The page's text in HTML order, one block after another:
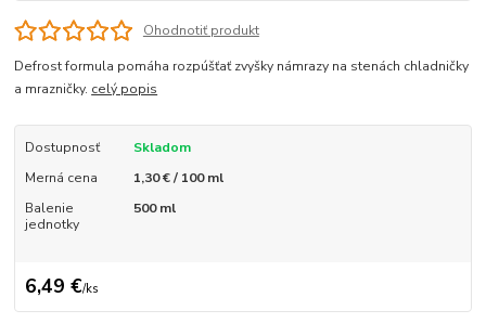
Ohodnotiť produkt
Defrost formula pomáha rozpúšťať zvyšky námrazy na stenách chladničky
a mrazničky. celý popis
Dostupnosť
Skladom
Merná cena
1,30 € / 100 ml
Balenie
jednotky
500 ml
6,49 €/ks